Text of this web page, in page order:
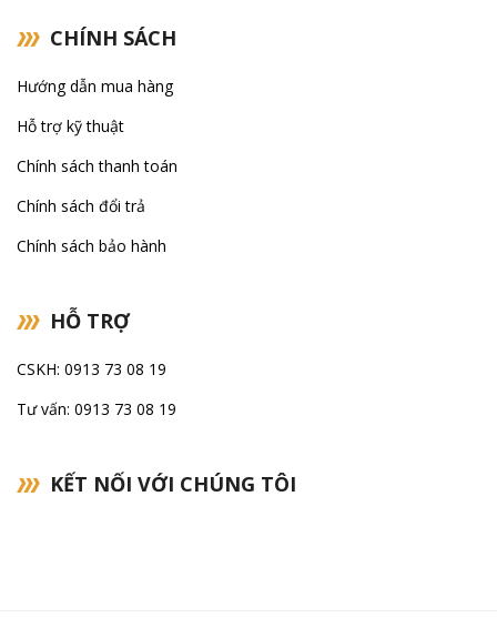
CHÍNH SÁCH
Hướng dẫn mua hàng
Hỗ trợ kỹ thuật
Chính sách thanh toán
Chính sách đổi trả
Chính sách bảo hành
HỖ TRỢ
CSKH: 0913 73 08 19
Tư vấn: 0913 73 08 19
KẾT NỐI VỚI CHÚNG TÔI